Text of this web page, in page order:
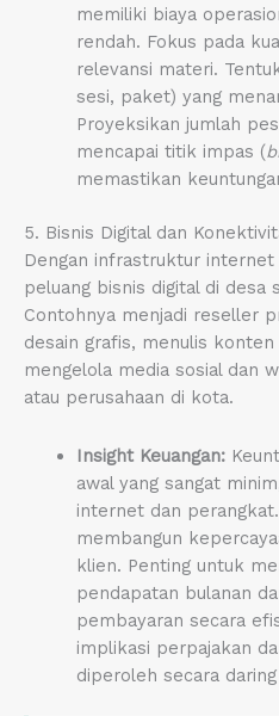
memiliki biaya
rendah. Fokus pada
relevansi materi.
sesi, paket) yang
Proyeksikan jumlah
mencapai titik impas (
memastikan
5. Bisnis Digital dan
Dengan infrastruktur
peluang bisnis digital di desa
Contohnya menjadi reseller
desain grafis, menulis konten
mengelola media sosial dan
atau perusahaan di kota.
Insight Keuangan:
awal yang sangat
internet dan
membangun
klien. Penting untuk
pendapatan bulanan
pembayaran secara
implikasi perpajakan
diperoleh secara